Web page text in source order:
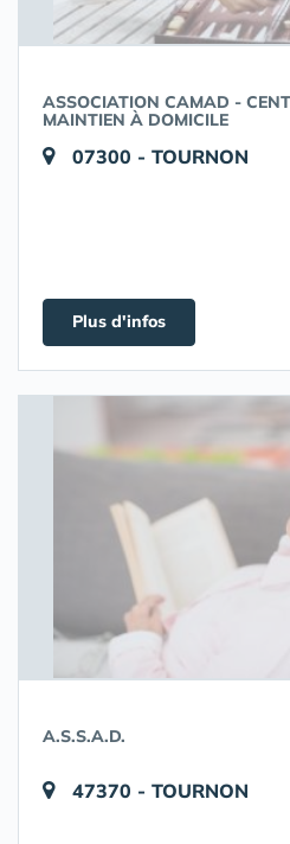
ASSOCIATION CAMAD -
MAINTIEN À DOMICILE
07300 - TOURNON
Plus d'infos
A.S.S.A.D.
47370 - TOURNON